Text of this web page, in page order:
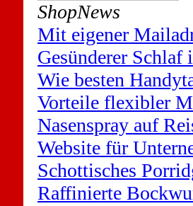
ShopNews
Mit eigener
Gesünderer Schlaf
Wie besten
Vorteile flexibler
Nasenspray auf
Website für
Schottisches
Raffinierte